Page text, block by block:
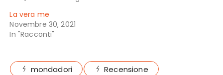
La vera me
Novembre 30, 2021
In "Racconti"
mondadori
Recensione